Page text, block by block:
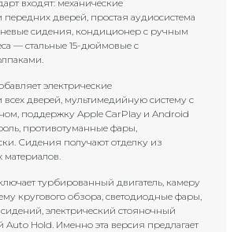
входят: механические
дверей, простая аудиосистема
сидения, кондиционер с ручным
— стальные 15-дюймовые с
электрические
дверей, мультимедийную систему с
поддержку Apple CarPlay и Android
противотуманные фары,
Сидения получают отделку из
турбированный двигатель, камеру
кругового обзора, светодиодные фары,
электрический стояночный
Hold. Именно эта версия предлагает